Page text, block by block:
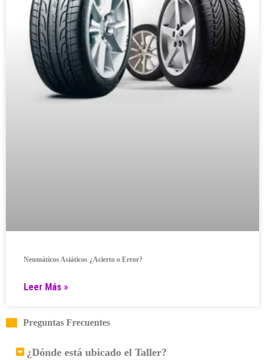
Neumáticos Asiáticos ¿Acierto o Error?
Leer Más »
Preguntas Frecuentes
¿Dónde está ubicado el Taller?